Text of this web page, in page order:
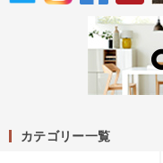
カテゴリー一覧